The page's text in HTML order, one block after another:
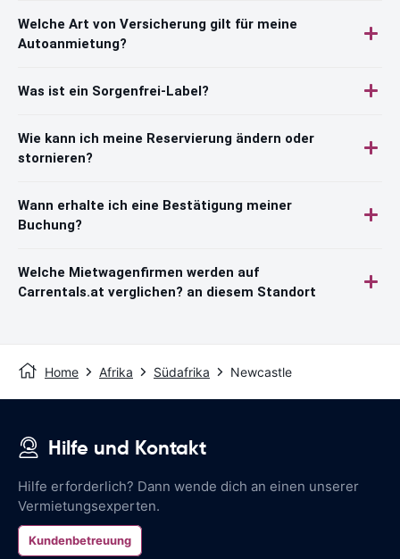
Welche Art von Versicherung gilt für meine
Autoanmietung?
Was ist ein Sorgenfrei-Label?
Wie kann ich meine Reservierung ändern oder
stornieren?
Wann erhalte ich eine Bestätigung meiner
Buchung?
Welche Mietwagenfirmen werden auf
Carrentals.at verglichen? an diesem Standort
Home Afrika Südafrika Newcastle
Hilfe und Kontakt
Hilfe erforderlich? Dann wende dich an einen unserer
Vermietungsexperten.
Kundenbetreuung